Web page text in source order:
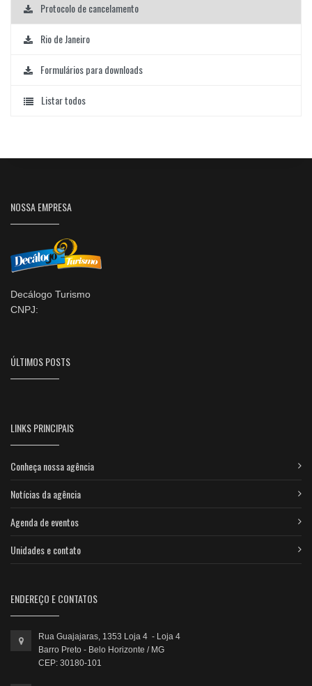
Protocolo de cancelamento
Rio de Janeiro
Formulários para downloads
Listar todos
NOSSA EMPRESA
Decálogo Turismo
CNPJ:
ÚLTIMOS POSTS
LINKS PRINCIPAIS
Conheça nossa agência
Notícias da agência
Agenda de eventos
Unidades e contato
ENDEREÇO E CONTATOS
Rua Guajajaras, 1353 Loja 4 - Loja 4
Barro Preto - Belo Horizonte / MG
CEP: 30180-101